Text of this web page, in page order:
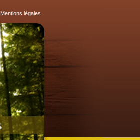
Mentions légales